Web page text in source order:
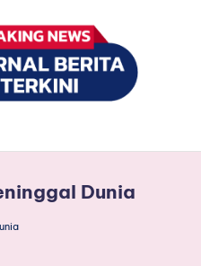
Dunia